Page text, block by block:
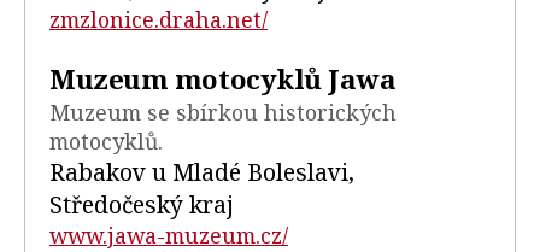
zmzlonice.draha.net/
Muzeum motocyklů Jawa
Muzeum se sbírkou historických
motocyklů.
Rabakov u Mladé Boleslavi,
Středočeský kraj
www.jawa-muzeum.cz/